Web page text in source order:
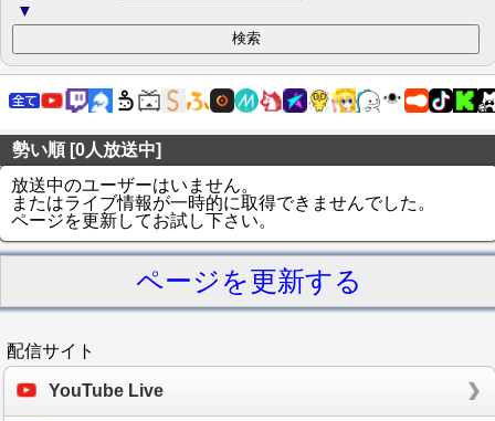
▼
勢い順 [0人放送中]
放送中のユーザーはいません。
またはライブ情報が一時的に取得できませんでした。
ページを更新してお試し下さい。
ページを更新する
配信サイト
YouTube Live